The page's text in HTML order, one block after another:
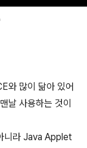
와 많이 닮아 있어
날 사용하는 것이
니라 Java Applet